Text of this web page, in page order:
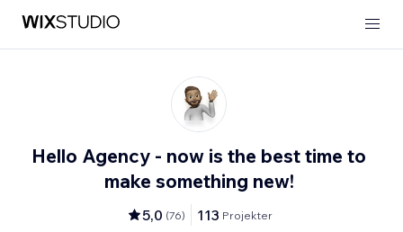
Hello Agency - now is the best time to
make something new!
5,0 (76) 113 Projekter